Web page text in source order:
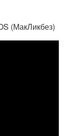
(МакЛикбез)